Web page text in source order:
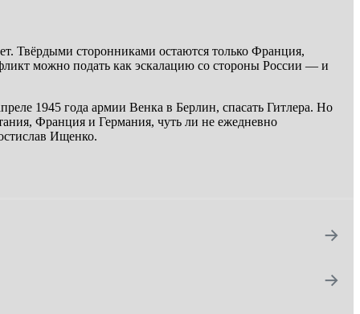
Твёрдыми сторонниками остаются только Франция,
можно подать как эскалацию со стороны России — и
1945 года армии Венка в Берлин, спасать Гитлера. Но
Франция и Германия, чуть ли не ежедневно
Ищенко.
→
→